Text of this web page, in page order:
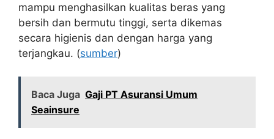
mampu menghasilkan kualitas beras yang
bersih dan bermutu tinggi, serta dikemas
secara higienis dan dengan harga yang
terjangkau. (sumber)
Baca Juga Gaji PT Asuransi Umum
Seainsure